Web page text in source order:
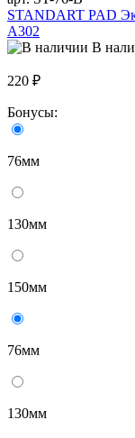
STANDART PAD
А302
В
220 ₽
Бонусы:
76мм
130мм
150мм
76мм
130мм